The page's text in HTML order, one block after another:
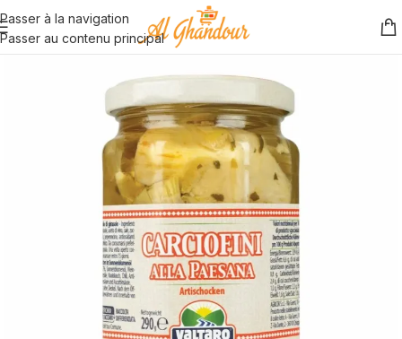
Passer à la navigation
Passer au contenu principal